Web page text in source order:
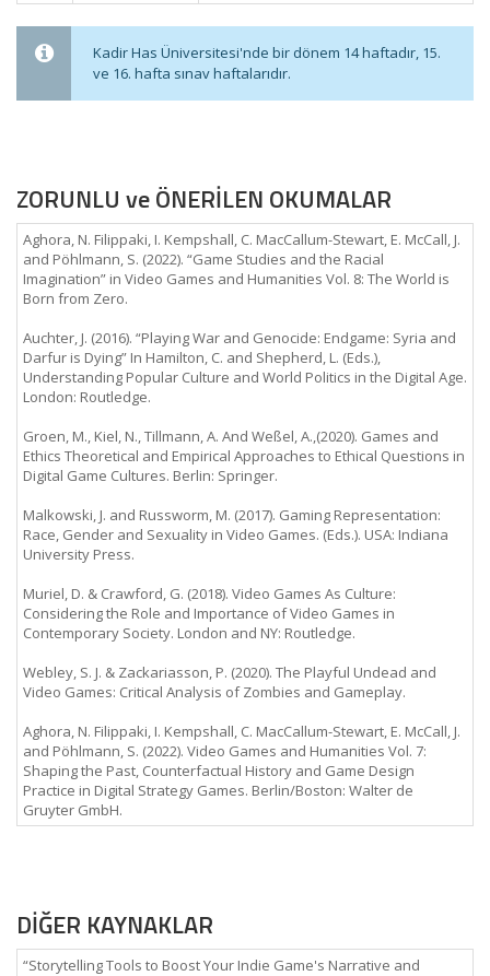
Kadir Has Üniversitesi'nde bir dönem 14 haftadır, 15.
ve 16. hafta sınav haftalarıdır.
ZORUNLU ve ÖNERİLEN OKUMALAR
Aghora, N. Filippaki, I. Kempshall, C. MacCallum-Stewart, E. McCall, J.
and Pöhlmann, S. (2022). “Game Studies and the Racial
Imagination” in Video Games and Humanities Vol. 8: The World is
Born from Zero.
Auchter, J. (2016). “Playing War and Genocide: Endgame: Syria and
Darfur is Dying” In Hamilton, C. and Shepherd, L. (Eds.),
Understanding Popular Culture and World Politics in the Digital Age.
London: Routledge.
Groen, M., Kiel, N., Tillmann, A. And Weßel, A.,(2020). Games and
Ethics Theoretical and Empirical Approaches to Ethical Questions in
Digital Game Cultures. Berlin: Springer.
Malkowski, J. and Russworm, M. (2017). Gaming Representation:
Race, Gender and Sexuality in Video Games. (Eds.). USA: Indiana
University Press.
Muriel, D. & Crawford, G. (2018). Video Games As Culture:
Considering the Role and Importance of Video Games in
Contemporary Society. London and NY: Routledge.
Webley, S. J. & Zackariasson, P. (2020). The Playful Undead and
Video Games: Critical Analysis of Zombies and Gameplay.
Aghora, N. Filippaki, I. Kempshall, C. MacCallum-Stewart, E. McCall, J.
and Pöhlmann, S. (2022). Video Games and Humanities Vol. 7:
Shaping the Past, Counterfactual History and Game Design
Practice in Digital Strategy Games. Berlin/Boston: Walter de
Gruyter GmbH.
DİĞER KAYNAKLAR
“Storytelling Tools to Boost Your Indie Game's Narrative and